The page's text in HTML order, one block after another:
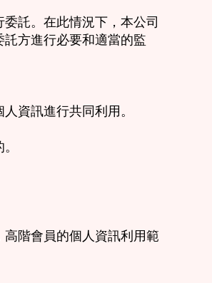
託。在此情況下，本公司
方進行必要和適當的監
資訊進行共同利用。
階會員的個人資訊利用範